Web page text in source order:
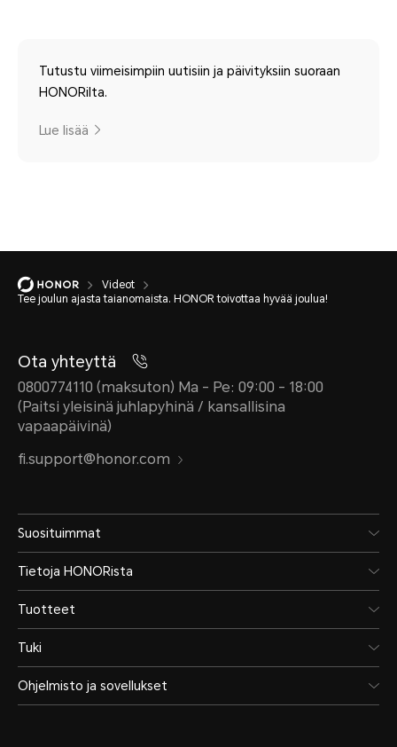
Tutustu viimeisimpiin uutisiin ja päivityksiin suoraan
HONORilta.
Lue lisää
Videot
Tee joulun ajasta taianomaista. HONOR toivottaa hyvää joulua!
Ota yhteyttä
0800774110 (maksuton) Ma - Pe: 09:00 - 18:00
(Paitsi yleisinä juhlapyhinä / kansallisina
vapaapäivinä)
fi.support@honor.com
Suosituimmat
Tietoja HONORista
Tuotteet
Tuki
Ohjelmisto ja sovellukset